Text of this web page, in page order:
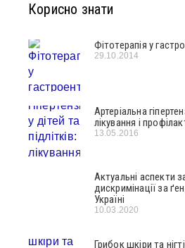
Корисно знати
Фітотерапія у
29.10.2014
Артеріальна
лікування і
13.05.2016
Актуальні аспекти
дискримінації за
Україні
10.03.2020
Грибок шкіри та